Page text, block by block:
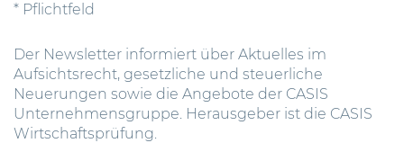
* Pflichtfeld
Der Newsletter informiert über Aktuelles im
Aufsichtsrecht, gesetzliche und steuerliche
Neuerungen sowie die Angebote der CASIS
Unternehmensgruppe. Herausgeber ist die CASIS
Wirtschaftsprüfung.